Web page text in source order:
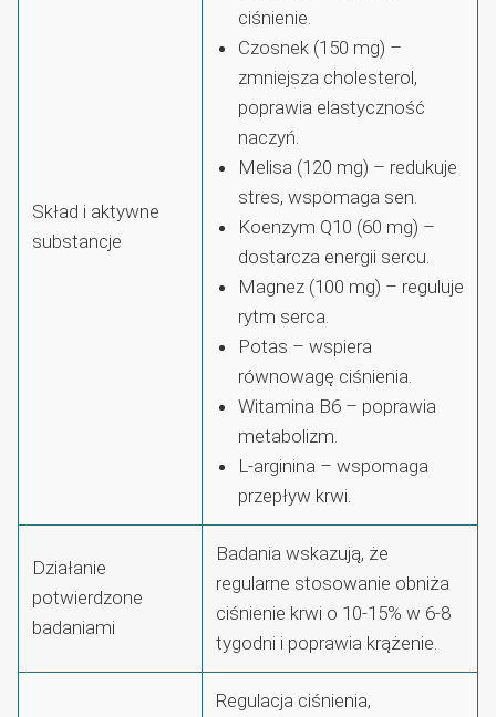
Skład i aktywne
substancje
ciśnienie.
Czosnek (150 mg) –
zmniejsza cholesterol,
poprawia elastyczność
naczyń.
Melisa (120 mg) – redukuje
stres, wspomaga sen.
Koenzym Q10 (60 mg) –
dostarcza energii sercu.
Magnez (100 mg) – reguluje
rytm serca.
Potas – wspiera
równowagę ciśnienia.
Witamina B6 – poprawia
metabolizm.
L-arginina – wspomaga
przepływ krwi.
Działanie
potwierdzone
badaniami
Badania wskazują, że
regularne stosowanie obniża
ciśnienie krwi o 10-15% w 6-8
tygodni i poprawia krążenie.
Regulacja ciśnienia,